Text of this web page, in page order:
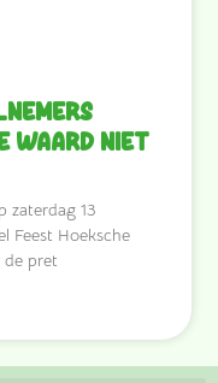
Waard niet
zaterdag 13
Feest Hoeksche
de pret